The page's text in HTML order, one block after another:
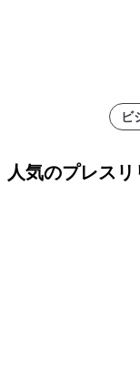
ビ
人気のプレスリ